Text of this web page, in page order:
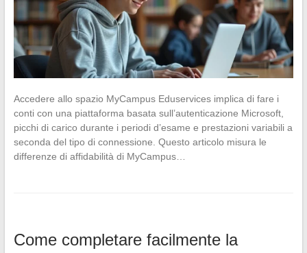
Accedere allo spazio MyCampus Eduservices implica di fare i
conti con una piattaforma basata sull’autenticazione Microsoft,
picchi di carico durante i periodi d’esame e prestazioni variabili a
seconda del tipo di connessione. Questo articolo misura le
differenze di affidabilità di MyCampus…
Come completare facilmente la